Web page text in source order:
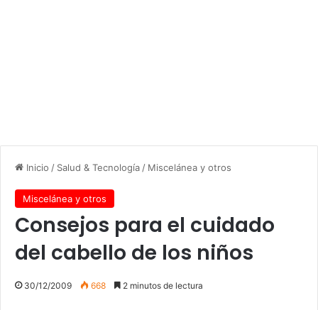
Inicio / Salud & Tecnología / Miscelánea y otros
Miscelánea y otros
Consejos para el cuidado
del cabello de los niños
30/12/2009 668 2 minutos de lectura